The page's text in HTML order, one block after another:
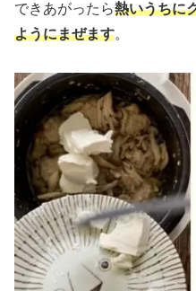
できあがったら熱いうちに
ようにまぜます。